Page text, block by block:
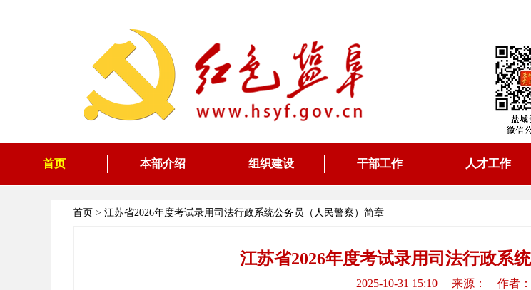
首页 本部介绍 组织建设 干部工作 人才工作
首页 > 江苏省2026年度考试录用司法行政系统公务员（人民警察）简章
江苏省2026年度考试录用司法行政系
2025-10-31 15:10 来源： 作者